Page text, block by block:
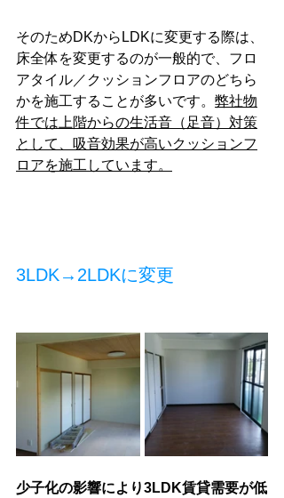
そのためDKからLDKに変更する際は、
床全体を変更するのが一般的で、フロ
アタイル／クッションフロアのどちら
かを施工することが多いです。 弊社物
件では上階からの生活音（足音）対策
として、吸音効果が高いクッションフ
ロアを施工しています。
3LDK→2LDKに変更
少子化の影響により3LDK賃貸需要が低